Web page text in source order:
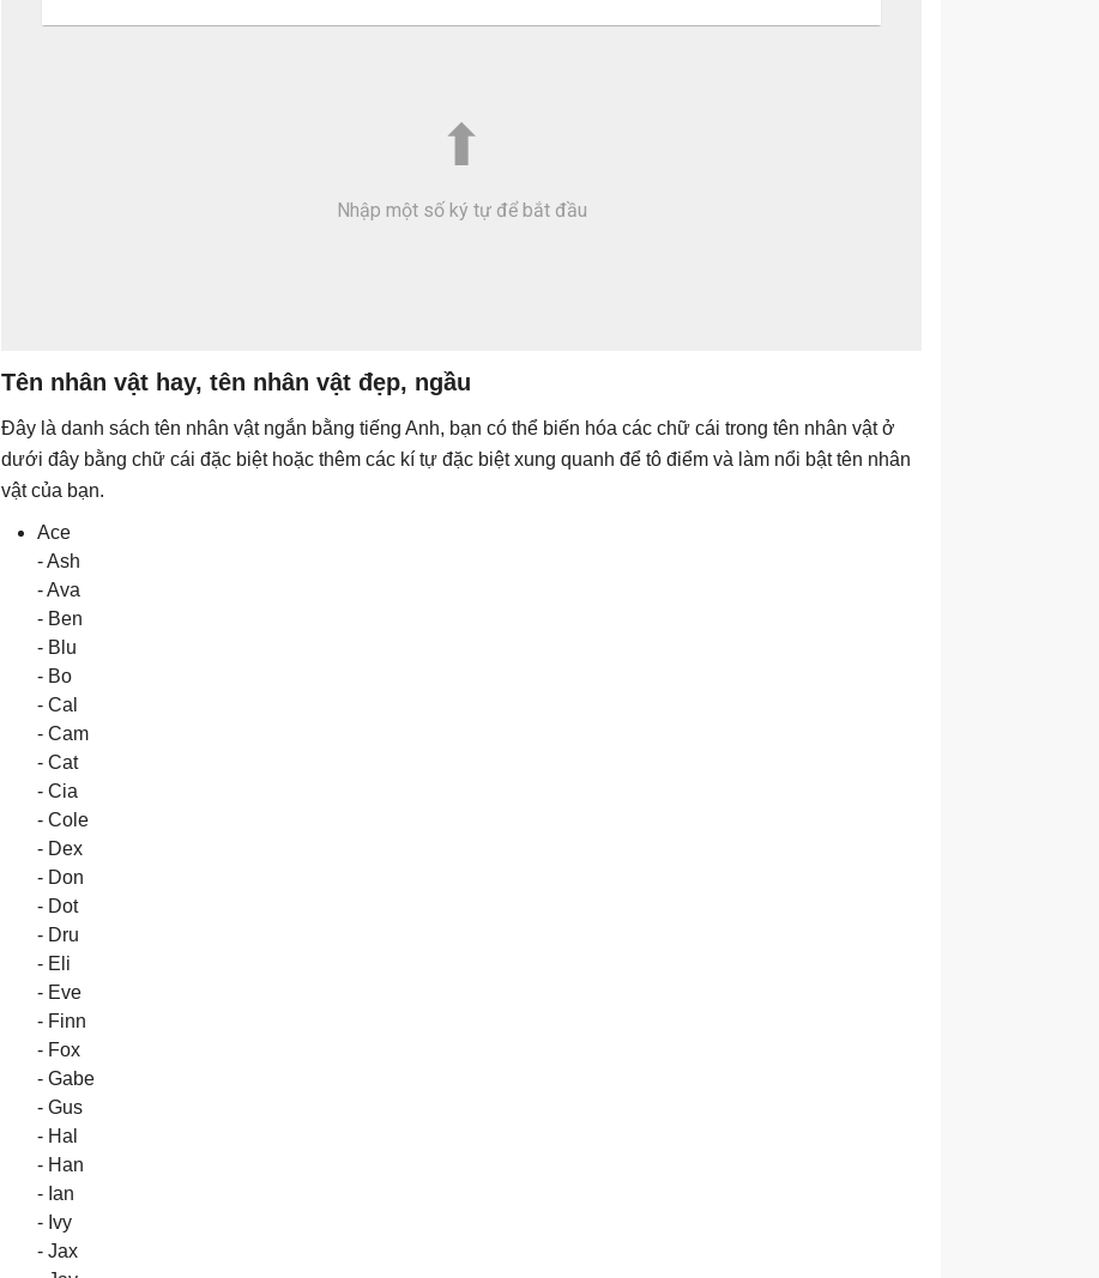
Tên nhân vật hay, tên nhân vật đẹp, ngầu
Đây là danh sách tên nhân vật ngắn bằng tiếng Anh, bạn có thể biến hóa các chữ cái trong tên nhân vật ở
dưới đây bằng chữ cái đặc biệt hoặc thêm các kí tự đặc biệt xung quanh để tô điểm và làm nổi bật tên nhân
vật của bạn.
Ace
- Ash
- Ava
- Ben
- Blu
- Bo
- Cal
- Cam
- Cat
- Cia
- Cole
- Dex
- Don
- Dot
- Dru
- Eli
- Eve
- Finn
- Fox
- Gabe
- Gus
- Hal
- Han
- Ian
- Ivy
- Jax